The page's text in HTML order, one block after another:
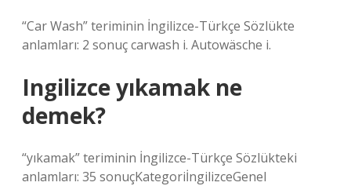
“Car Wash” teriminin İngilizce-Türkçe Sözlükte
anlamları: 2 sonuç carwash i. Autowäsche i.
Ingilizce yıkamak ne
demek?
“yıkamak” teriminin İngilizce-Türkçe Sözlükteki
anlamları: 35 sonuçKategoriİngilizceGenel